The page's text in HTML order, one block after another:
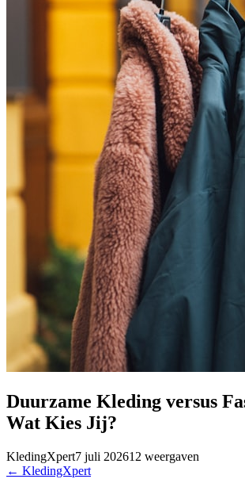
Duurzame Kleding versus
Wat Kies Jij?
KledingXpert7 juli 202612 weergaven
← KledingXpert